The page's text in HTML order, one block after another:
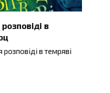
в
розповіді в темряві